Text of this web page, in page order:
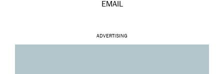
EMAIL
ADVERTISING